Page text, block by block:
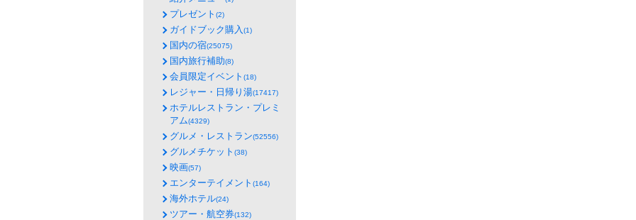
プレゼント (2)
ガイドブック購入(1)
国内の宿(25075)
国内旅行補助(8)
会員限定イベント (18)
レジャー・日帰り湯(17417)
ホテルレストラン・プレミ
アム(4329)
グルメ・レストラン(52556)
グルメチケット (38)
映画(57)
エンターテイメント (164)
海外ホテル(24)
ツアー・航空券(132)